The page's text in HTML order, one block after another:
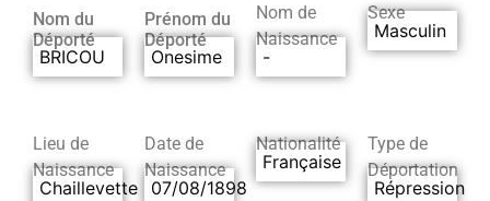
Nom du
Déporté
BRICOU
Prénom du
Déporté
Onesime
Nom de
Naissance
-
Sexe
Masculin
Lieu de
Naissance
Chaillevette
Date de
Naissance
07/08/1898
Nationalité
Française
Type de
Déportation
Répression